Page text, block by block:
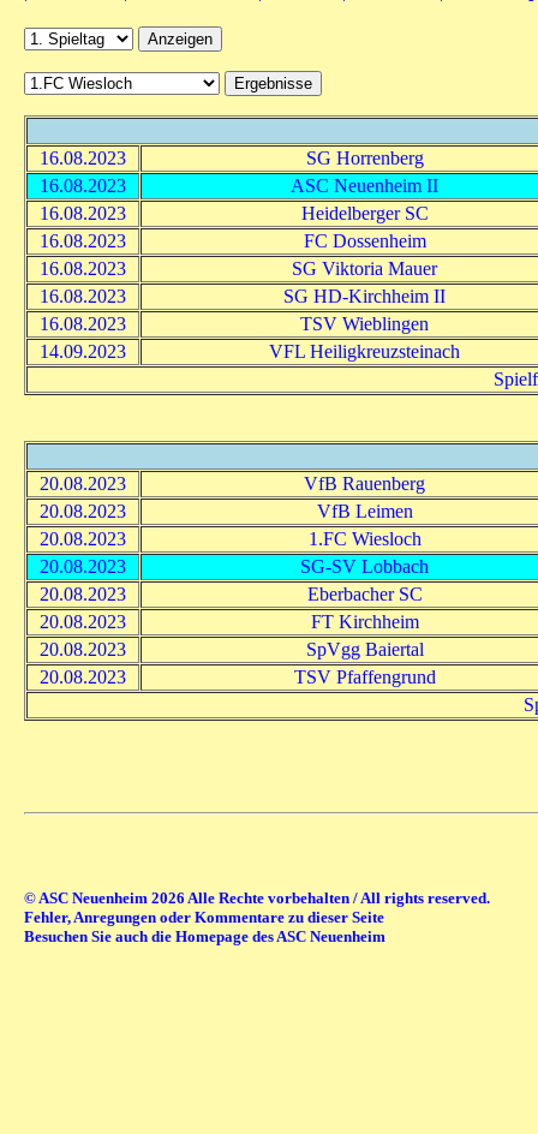
16.08.2023
SG Horrenberg
16.08.2023
ASC Neuenheim II
16.08.2023
Heidelberger SC
16.08.2023
FC Dossenheim
16.08.2023
SG Viktoria Mauer
16.08.2023
SG HD-Kirchheim II
16.08.2023
TSV Wieblingen
14.09.2023
VFL Heiligkreuzsteinach
20.08.2023
VfB Rauenberg
20.08.2023
VfB Leimen
20.08.2023
1.FC Wiesloch
20.08.2023
SG-SV Lobbach
20.08.2023
Eberbacher SC
20.08.2023
FT Kirchheim
20.08.2023
SpVgg Baiertal
20.08.2023
TSV Pfaffengrund
© ASC Neuenheim 2026 Alle Rechte vorbehalten / All rights reserved.
Fehler, Anregungen oder Kommentare zu dieser Seite
Besuchen Sie auch die Homepage des ASC Neuenheim